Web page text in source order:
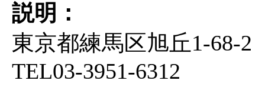
説明：
東京都練馬区旭丘1-68-2
TEL03-3951-6312